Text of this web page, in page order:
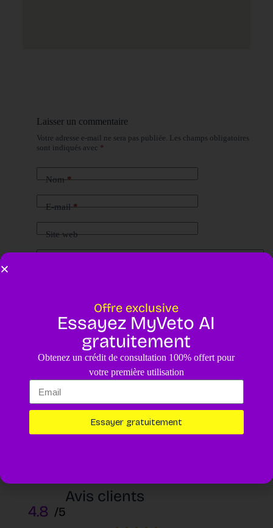
Laisser un commentaire
Votre adresse e-mail ne sera pas publiée. Les champs obligatoires
sont indiqués avec *
Nom*
E-mail*
Site web
Enregistrer mon nom, mon e-mail et mon site dans ce
navigateur pour mon prochain commentaire.
Laisser un commentaire
Avis clients
4.8 /5
Offre exclusive
Essayez MyVeto AI
gratuitement
Obtenez un crédit de consultation 100% offert pour
votre première utilisation
Essayer gratuitement